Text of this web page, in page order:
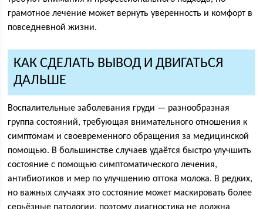
грамотное лечение может вернуть уверенность и комфорт в
повседневной жизни.
КАК СДЕЛАТЬ ВЫВОД И ДВИГАТЬСЯ
ДАЛЬШЕ
Воспалительные заболевания груди — разнообразная
группа состояний, требующая внимательного отношения к
симптомам и своевременного обращения за медицинской
помощью. В большинстве случаев удаётся быстро улучшить
состояние с помощью симптоматического лечения,
антибиотиков и мер по улучшению оттока молока. В редких,
но важных случаях это состояние может маскировать более